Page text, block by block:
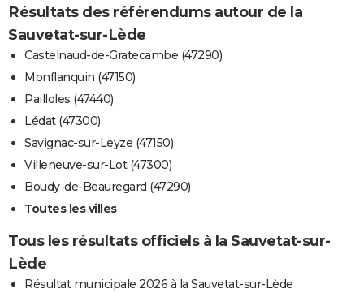
Résultats des référendums autour de la
Sauvetat-sur-Lède
Castelnaud-de-Gratecambe (47290)
Monflanquin (47150)
Pailloles (47440)
Lédat (47300)
Savignac-sur-Leyze (47150)
Villeneuve-sur-Lot (47300)
Boudy-de-Beauregard (47290)
Toutes les villes
Tous les résultats officiels à la Sauvetat-sur-
Lède
Résultat municipale 2026 à la Sauvetat-sur-Lède